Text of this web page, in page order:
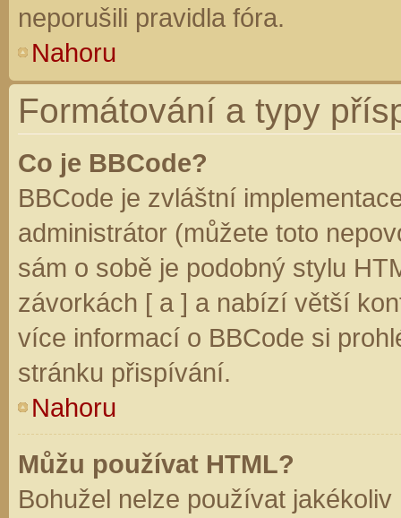
neporušili pravidla fóra.
Nahoru
Formátování a typy
Co je BBCode?
BBCode je zvláštní
administrátor (můžete toto
sám o sobě je podobný stylu
závorkách [ a ] a nabízí větší
více informací o BBCode si
stránku přispívání.
Nahoru
Můžu používat HTML?
Bohužel nelze používat